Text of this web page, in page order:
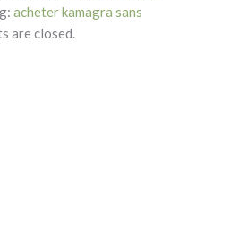
acheter kamagra sans
are closed.